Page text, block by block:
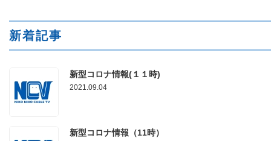
新着記事
新型コロナ情報(１１時)
2021.09.04
新型コロナ情報（11時）